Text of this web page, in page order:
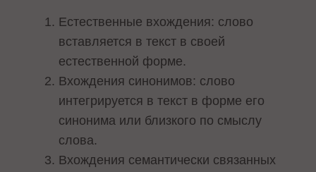
Естественные вхождения: слово
вставляется в текст в своей
естественной форме.
Вхождения синонимов: слово
интегрируется в текст в форме его
синонима или близкого по смыслу
слова.
Вхождения семантически связанных